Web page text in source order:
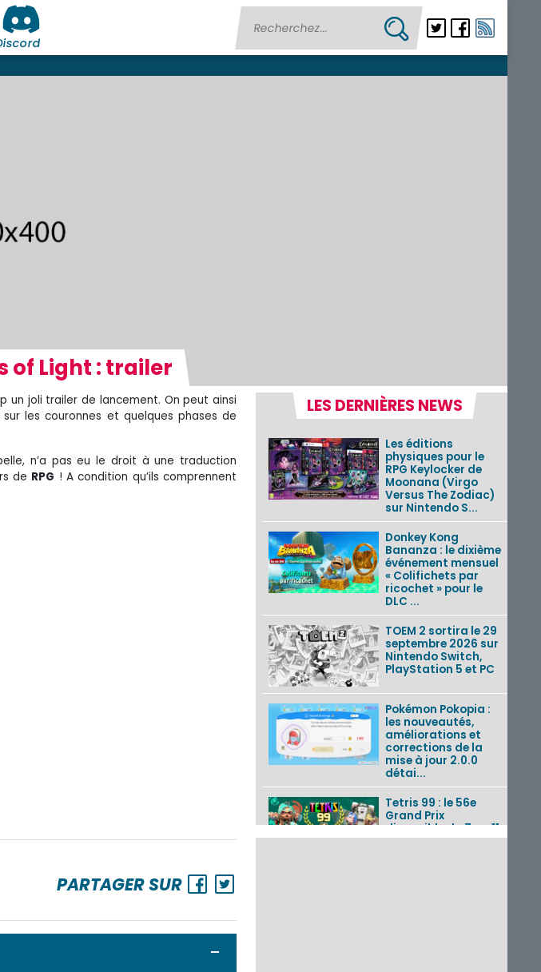
of Light : trailer
un joli trailer de lancement. On peut ainsi
les couronnes et quelques phases de
n’a pas eu le droit à une traduction
de RPG ! A condition qu’ils comprennent
PARTAGER SUR
LES DERNIÈRES NEWS
Les éditions
physiques pour le
RPG Keylocker de
Moonana (Virgo
Versus The Zodiac)
sur Nintendo S...
Donkey Kong
Bananza : le dixième
événement mensuel
« Colifichets par
ricochet » pour le
DLC ...
TOEM 2 sortira le 29
septembre 2026 sur
Nintendo Switch,
PlayStation 5 et PC
Pokémon Pokopia :
les nouveautés,
améliorations et
corrections de la
mise à jour 2.0.0
détai...
Tetris 99 : le 56e
Grand Prix
disponible du 7 au 11
août 2026 avec un